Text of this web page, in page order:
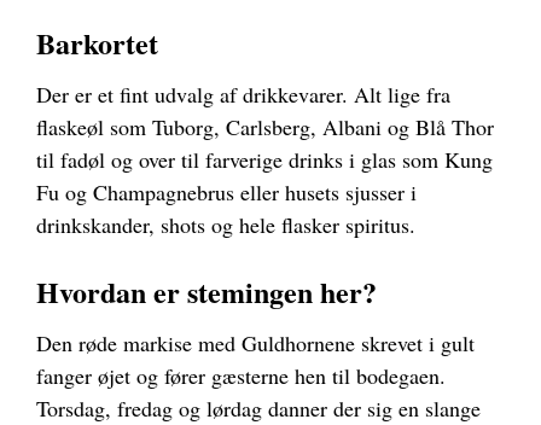
Barkortet
Der er et fint udvalg af drikkevarer. Alt lige fra
flaskeøl som Tuborg, Carlsberg, Albani og Blå Thor
til fadøl og over til farverige drinks i glas som Kung
Fu og Champagnebrus eller husets sjusser i
drinkskander, shots og hele flasker spiritus.
Hvordan er stemingen her?
Den røde markise med Guldhornene skrevet i gult
fanger øjet og fører gæsterne hen til bodegaen.
Torsdag, fredag og lørdag danner der sig en slange